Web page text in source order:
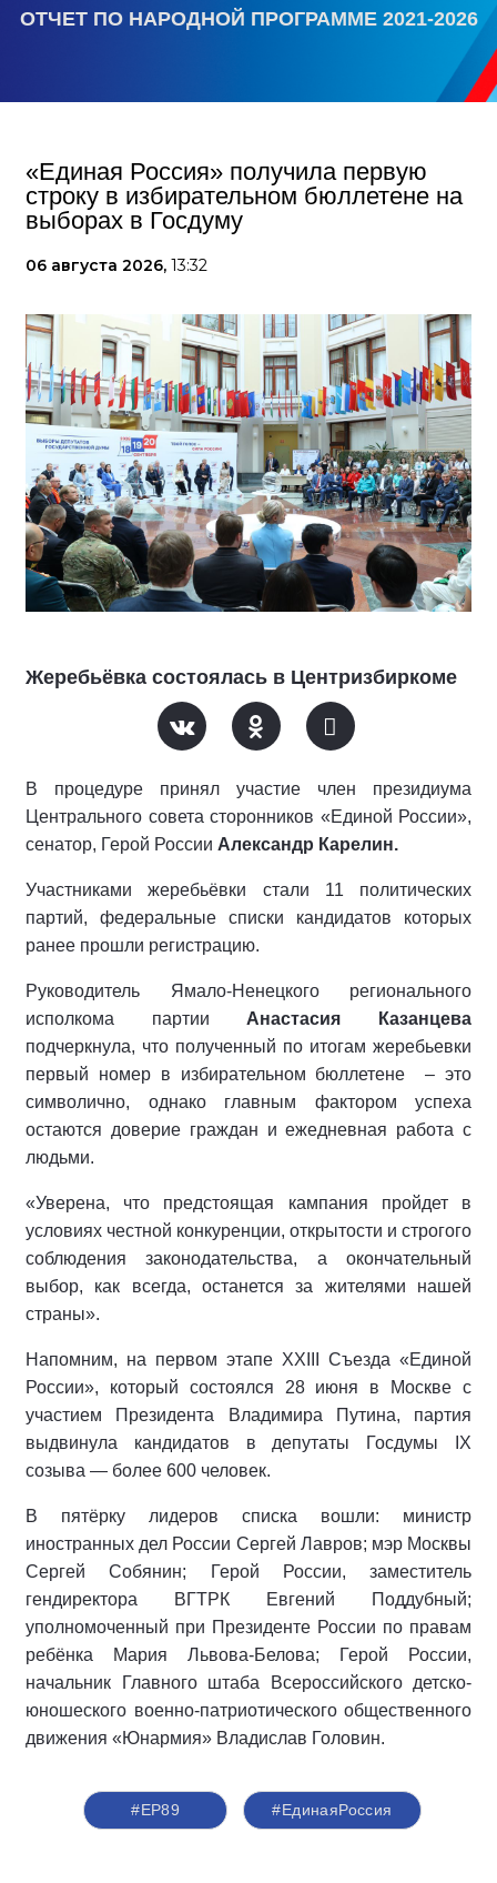
ОТЧЕТ ПО НАРОДНОЙ ПРОГРАММЕ 2021-2026
«Единая Россия» получила первую
строку в избирательном бюллетене на
выборах в Госдуму
06 августа 2026, 13:32
Жеребьёвка состоялась в Центризбиркоме
В процедуре принял участие член президиума
Центрального совета сторонников «Единой России»,
сенатор, Герой России Александр Карелин.
Участниками жеребьёвки стали 11 политических
партий, федеральные списки кандидатов которых
ранее прошли регистрацию.
Руководитель Ямало-Ненецкого регионального
исполкома партии Анастасия Казанцева
подчеркнула, что полученный по итогам жеребьевки
первый номер в избирательном бюллетене
– это
символично, однако главным фактором успеха
остаются доверие граждан и ежедневная работа с
людьми.
«Уверена, что предстоящая кампания пройдет в
условиях честной конкуренции, открытости и строгого
соблюдения законодательства, а окончательный
выбор, как всегда, останется за жителями нашей
страны».
Напомним, на первом этапе XXIII Съезда «Единой
России», который состоялся 28 июня в Москве с
участием Президента Владимира Путина, партия
выдвинула кандидатов в депутаты Госдумы IX
созыва — более 600 человек.
В пятёрку лидеров списка вошли: министр
иностранных дел России Сергей Лавров; мэр Москвы
Сергей Собянин; Герой России, заместитель
гендиректора ВГТРК Евгений Поддубный;
уполномоченный при Президенте России по правам
ребёнка Мария Львова-Белова; Герой России,
начальник Главного штаба Всероссийского детско-
юношеского военно-патриотического общественного
движения «Юнармия» Владислав Головин.
#ЕР89 #‎ЕдинаяРоссия